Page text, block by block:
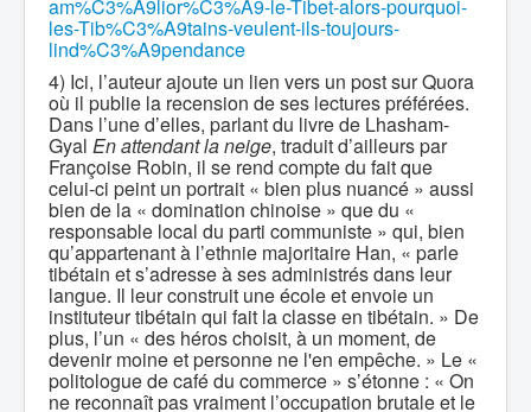
am%C3%A9lior%C3%A9-le-Tibet-alors-pourquoi-
les-Tib%C3%A9tains-veulent-ils-toujours-
lind%C3%A9pendance
4) Ici, l’auteur ajoute un lien vers un post sur Quora
où il publie la recension de ses lectures préférées.
Dans l’une d’elles, parlant du livre de Lhasham-
Gyal En attendant la neige, traduit d’ailleurs par
Françoise Robin, il se rend compte du fait que
celui-ci peint un portrait « bien plus nuancé » aussi
bien de la « domination chinoise » que du «
responsable local du parti communiste » qui, bien
qu’appartenant à l’ethnie majoritaire Han, « parle
tibétain et s’adresse à ses administrés dans leur
langue. Il leur construit une école et envoie un
instituteur tibétain qui fait la classe en tibétain. » De
plus, l’un « des héros choisit, à un moment, de
devenir moine et personne ne l'en empêche. » Le «
politologue de café du commerce » s’étonne : « On
ne reconnaît pas vraiment l’occupation brutale et le